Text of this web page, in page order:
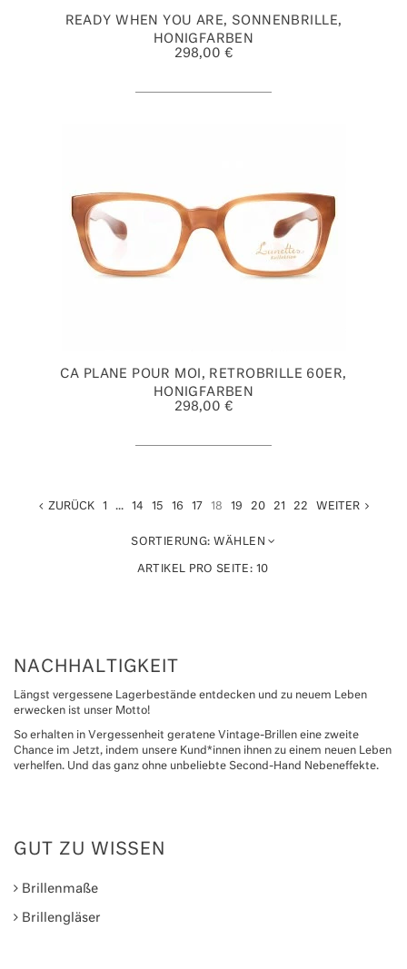
READY WHEN YOU ARE, SONNENBRILLE,
HONIGFARBEN
298,00 €
CA PLANE POUR MOI, RETROBRILLE 60ER,
HONIGFARBEN
298,00 €
ZURÜCK 1 ... 14 15 16 17 18 19 20 21 22 WEITER
SORTIERUNG: WÄHLEN
ARTIKEL PRO SEITE: 10
NACHHALTIGKEIT
Längst vergessene Lagerbestände entdecken und zu neuem Leben
erwecken ist unser Motto!
So erhalten in Vergessenheit geratene Vintage-Brillen eine zweite
Chance im Jetzt, indem unsere Kund*innen ihnen zu einem neuen Leben
verhelfen. Und das ganz ohne unbeliebte Second-Hand Nebeneffekte.
GUT ZU WISSEN
Brillenmaße
Brillengläser